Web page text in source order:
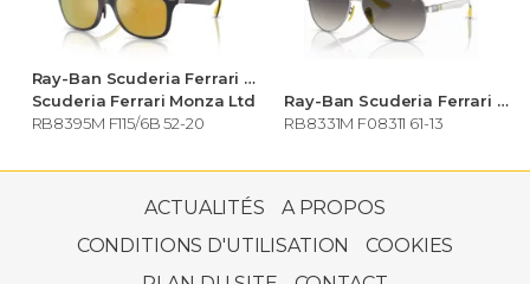
Ray-Ban Scuderia Ferrari Collection
Scuderia Ferrari Monza Ltd
RB8395M F115/6B 52-20
Ray-Ban Scuderia Ferrari Collection
RB8331M F08311 61-13
ACTUALITÉS
A PROPOS
CONDITIONS D'UTILISATION
COOKIES